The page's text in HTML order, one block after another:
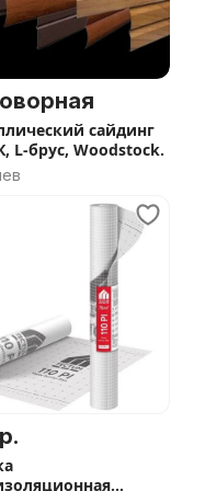
сайдинг
L-брус, Woodstock.